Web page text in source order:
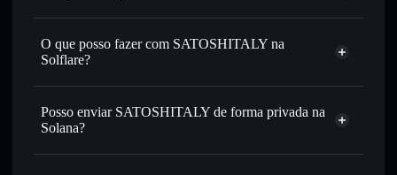
SATOSHITALY não está verificado
O que posso fazer com SATOSHITALY na
Solflare?
SATOSHITALY
Carteira Solflare
Trocar instantaneamente— trocar OSHI por SOL,
USDC ou milhares de outros tokens Solana com
melhor preço disponível
Posso enviar SATOSHITALY de forma privada na
Solana?
Agregador de Privacidade